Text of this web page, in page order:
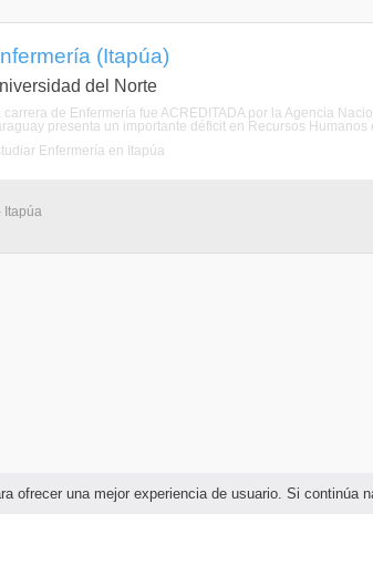
ofrecer una mejor experiencia de usuario. Si continúa
(Itapúa)
del Norte
carrera de Enfermería fue ACREDITADA por la Agencia
presenta un importante déficit en Recursos
Enfermería en Itapúa
Itapúa